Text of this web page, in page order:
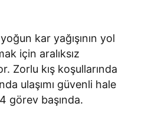
kar yağışının yol
için aralıksız
Zorlu kış koşullarında
ulaşımı güvenli hale
görev başında.